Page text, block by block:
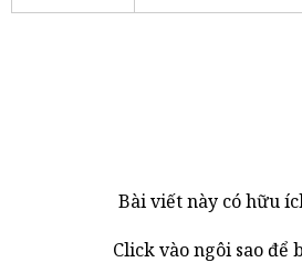
Bài viết này có hữu
Click vào ngôi sao để